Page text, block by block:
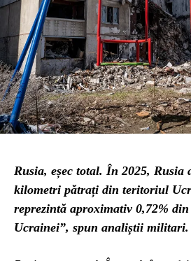
Rusia, eșec total. În 2025, Rusia
kilometri pătrați din teritoriul
reprezintă aproximativ 0,72%
Ucrainei”, spun analiștii militari.